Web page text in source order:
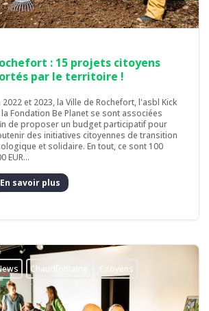
: 15 projets citoyens
par le territoire !
2022 et 2023, la Ville de Rochefort, l'asbl Kick
Fondation Be Planet se sont associées
de proposer un budget participatif pour
des initiatives citoyennes de transition
et solidaire. En tout, ce sont 100
EUR...
En savoir plus
Chaudfontaine Citoyens